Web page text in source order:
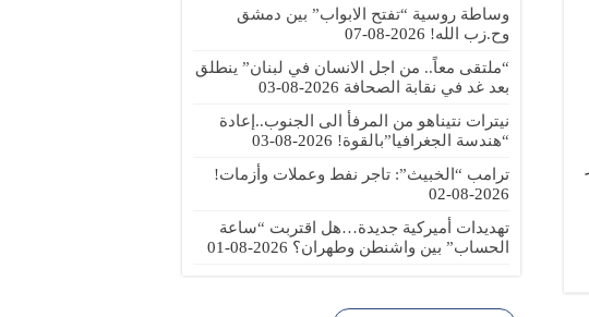
وساطة روسية “تفتح الابواب” بين دمشق
وح.زب الله! 2026-08-07
“ملتقى معاً.. من اجل الانسان في لبنان” ينطلق
بعد غد في نقابة الصحافة 2026-08-03
نيترات نتيناهو من المرفأ الى الجنوب..إعادة
“هندسة الجغرافيا”بالقوة! 2026-08-03
ترامب “الخبيث”: تاجر نفط وعملات وأزمات!
2026-08-02
تهديدات أميركية جديدة…هل اقتربت “ساعة
الحساب” بين واشنطن وطهران؟ 2026-08-01